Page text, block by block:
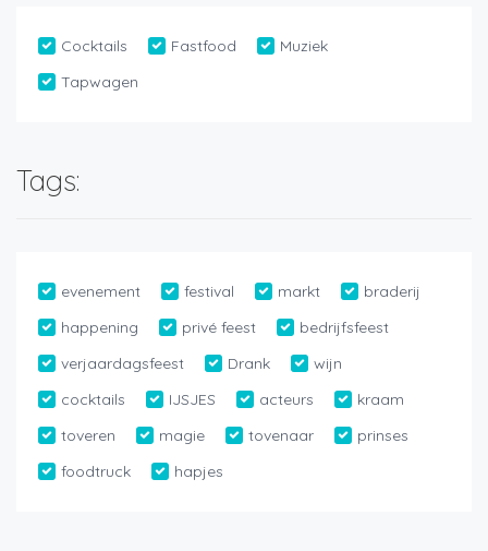
Cocktails Fastfood
Muziek
Tapwagen
Tags:
evenement festival markt
braderij
happening
privé feest
bedrijfsfeest
verjaardagsfeest
Drank
wijn
cocktails
IJSJES acteurs
kraam
toveren
magie tovenaar
prinses
foodtruck
hapjes